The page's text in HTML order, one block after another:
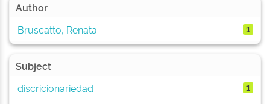
Author
Bruscatto, Renata
1
Subject
discricionariedad
1